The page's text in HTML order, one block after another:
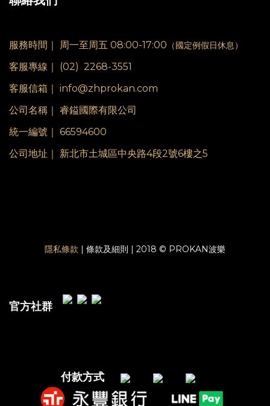
服務時間｜ 周一至周五 08:00-17:00 （國定例假日休息）
客服專線｜ (02) 2268-3551
客服信箱｜ info@zhprokan.com
公司名稱｜ 睿鎰國際有限公司
統一編號｜ 66594600
公司地址｜ 新北市土城區中央路4段2號6樓之5
隱私條款 | 條款及細則 | 2018 © PROKAN波樂
官方社群
付款方式